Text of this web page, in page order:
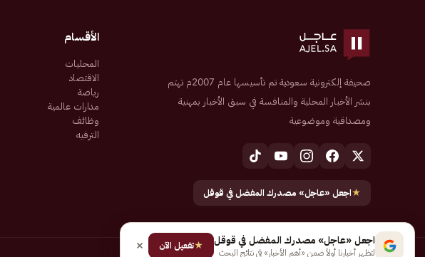
صحيفة إلكترونية سعودية تم تأسيسها عام 2007م تهتم
بنشر الأخبار المحلية والمنافسة في سبق الأخبار بمهنية
ومصداقية وموضوعية
★اجعل «عاجل» مصدرك المفضل في قوقل
الأقسام
المحليات
الاقتصاد
رياضة
مدارات عالمية
وظائف
الترفيه
اجعل «عاجل» مصدرك المفضل في قوقل
لتظهر أخبارنا أولاً ضمن «أهم الأخبار» في نتائج البحث
★تفعيل الآن